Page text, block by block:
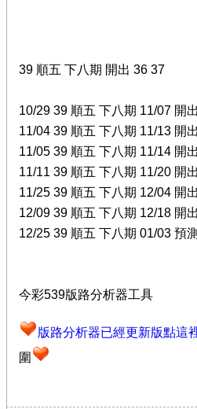
39 順五 下八期 開出 36 37
10/29 39 順五 下八期 11/07 開
11/04 39 順五 下八期 11/13 開
11/05 39 順五 下八期 11/14 開
11/11 39 順五 下八期 11/20 開
11/25 39 順五 下八期 12/04 開
12/09 39 順五 下八期 12/18 開
12/25 39 順五 下八期 01/03 預
今彩539版路分析器工具
版路分析器已經更新版點這
圍